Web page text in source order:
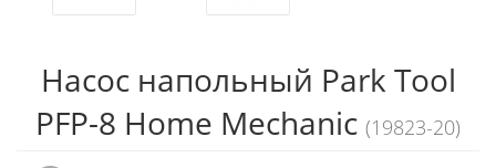
Насос напольный Park Tool
PFP-8 Home Mechanic (19823-20)